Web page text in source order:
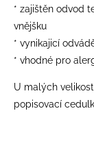
* zajištěn odvod
vnějšku
* vynikajicí
* vhodné pro
U malých
popisovací